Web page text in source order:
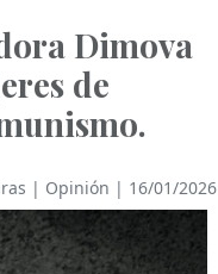
Dimova
de
| Opinión | 16/01/2026